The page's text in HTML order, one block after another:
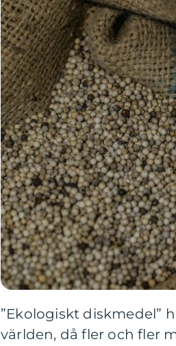
”Ekologiskt diskmedel”
världen, då fler och fler